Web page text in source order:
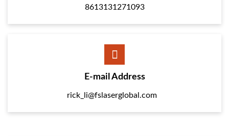
8613131271093
E-mail Address
rick_li@fslaserglobal.com